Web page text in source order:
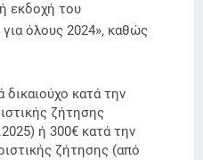
εκδοχή του
όλους 2024», καθώς
κατά την
ζήτησης
ή 300€ κατά την
ζήτησης (από